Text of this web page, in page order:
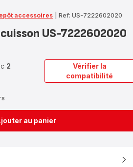
accessoires Ref: US-7222602020
US-7222602020
2
Vérifier la
compatibilité
au panier